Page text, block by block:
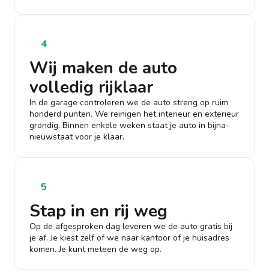
4
Wij maken de auto
volledig rijklaar
In de garage controleren we de auto streng op ruim
honderd punten. We reinigen het interieur en exterieur
grondig. Binnen enkele weken staat je auto in bijna-
nieuwstaat voor je klaar.
5
Stap in en rij weg
Op de afgesproken dag leveren we de auto gratis bij
je af. Je kiest zelf of we naar kantoor of je huisadres
komen. Je kunt meteen de weg op.